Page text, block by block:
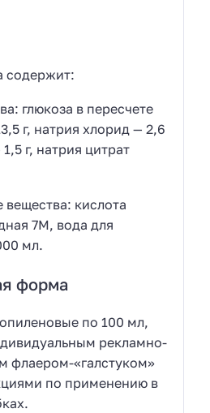
содержит:
глюкоза в пересчете
г, натрия хлорид — 2,6
г, натрия цитрат
вещества: кислота
7М, вода для
мл.
форма
по 100 мл,
рекламно-
флаером-«галстуком»
по применению в